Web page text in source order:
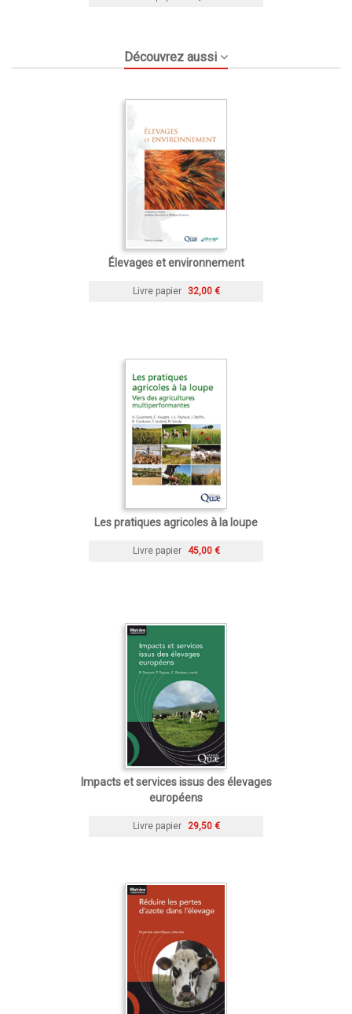
Découvrez aussi
Élevages et environnement
Livre papier 32,00 €
Les pratiques agricoles à la loupe
Livre papier 45,00 €
Impacts et services issus des élevages
européens
Livre papier 29,50 €